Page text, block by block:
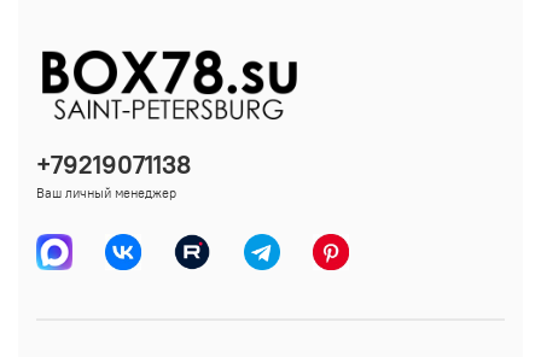
+79219071138
Ваш личный менеджер